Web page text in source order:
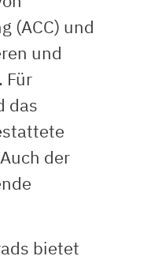
(ACC) und
und
Für
das
der
bietet